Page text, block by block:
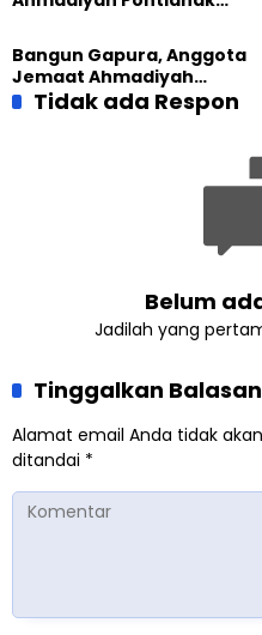
Bangun Gapura, Anggota
Jemaat Ahmadiyah
Madukara dan Warga
Tidak ada Respon
Belum
Jadilah yang
Tinggalkan Balasan
Alamat email Anda tidak
ditandai *